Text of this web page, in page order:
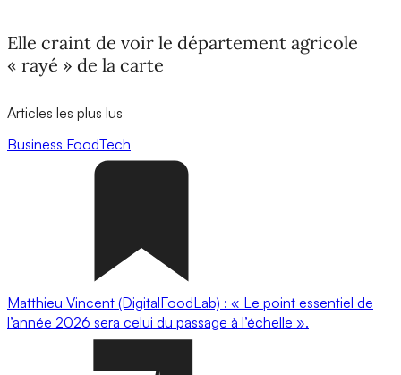
Elle craint de voir le département agricole
« rayé » de la carte
Articles les plus lus
Business FoodTech
Matthieu Vincent (DigitalFoodLab) : « Le point essentiel de
l’année 2026 sera celui du passage à l’échelle ».